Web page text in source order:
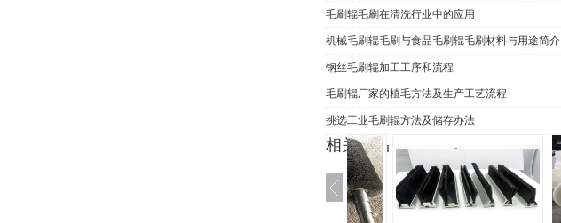
毛刷辊毛刷在清洗行业中的应用
机械毛刷辊毛刷与食品毛刷辊毛刷材料与用途简介
钢丝毛刷辊加工工序和流程
毛刷辊厂家的植毛方法及生产工艺流程
挑选工业毛刷辊方法及储存办法
相关产品